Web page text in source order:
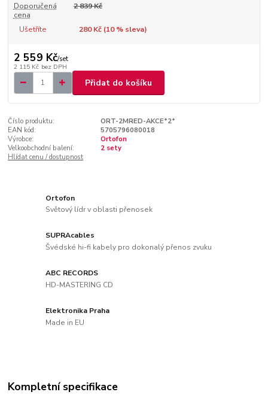
Doporučená
cena
2 839 Kč
Ušetříte 280 Kč (10% sleva)
2 559 Kč/set
2 115 Kč bez DPH
Přidat do košíku
Číslo produktu:
ORT-2MRED-AKCE*2*
EAN kód:
5705796080018
Výrobce:
Ortofon
Velkoobchodní balení:
2 sety
Hlídat cenu / dostupnost
Ortofon
Světový lídr v oblasti přenosek
SUPRAcables
Švédské hi-fi kabely pro dokonalý přenos zvuku
ABC RECORDS
HD-MASTERING CD
Elektronika Praha
Made in EU
Kompletní specifikace